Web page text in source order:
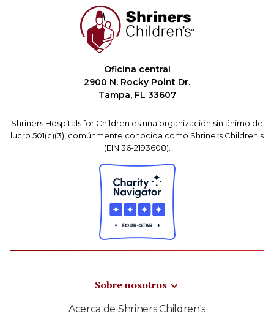
Oficina central
2900 N. Rocky Point Dr.
Tampa, FL 33607
Shriners Hospitals for Children es una organización sin ánimo de
lucro 501(c)(3), comúnmente conocida como Shriners Children's
(EIN 36-2193608).
Sobre nosotros
Acerca de Shriners Children's